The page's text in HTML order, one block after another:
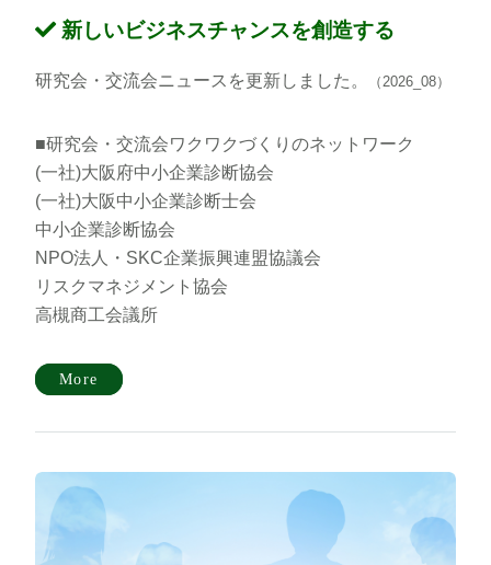
新しいビジネスチャンスを創造する
研究会・交流会ニュースを更新しました。 （2026_08）
■研究会・交流会ワクワクづくりのネットワーク
(一社)大阪府中小企業診断協会
(一社)大阪中小企業診断士会
中小企業診断協会
NPO法人・SKC企業振興連盟協議会
リスクマネジメント協会
高槻商工会議所
More